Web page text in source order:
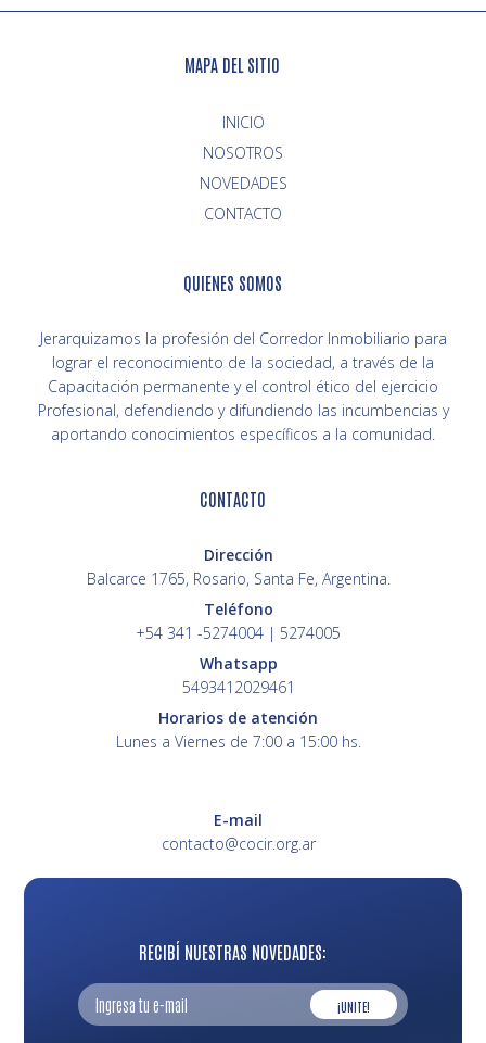
RECIBÍ NUESTRAS NOVEDADES:
¡UNITE!
MAPA DEL SITIO
INICIO
NOVEDADES
CONTACTO
QUIENES SOMOS
Jerarquizamos la profesión del Corredor Inmobiliario para
lograr el reconocimiento de la sociedad, a través de la
Capacitación permanente y el control ético del ejercicio
Profesional, defendiendo y difundiendo las incumbencias y
aportando conocimientos específicos a la comunidad.
CONTACTO
Dirección
Balcarce 1765, Rosario, Santa Fe, Argentina.
Teléfono
+54 341 -5274004 | 5274005
Whatsapp
5493412029461
Horarios de atención
Lunes a Viernes de 7:00 a 15:00 hs.
E-mail
contacto@cocir.org.ar